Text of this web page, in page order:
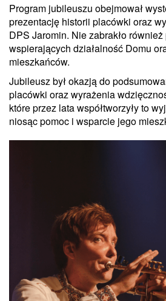
Program jubileuszu obejmował
prezentację historii placówki oraz
DPS Jaromin. Nie zabrakło
wspierających działalność Domu
mieszkańców.
Jubileusz był okazją do
placówki oraz wyrażenia
które przez lata współtworzyły to
niosąc pomoc i wsparcie jego